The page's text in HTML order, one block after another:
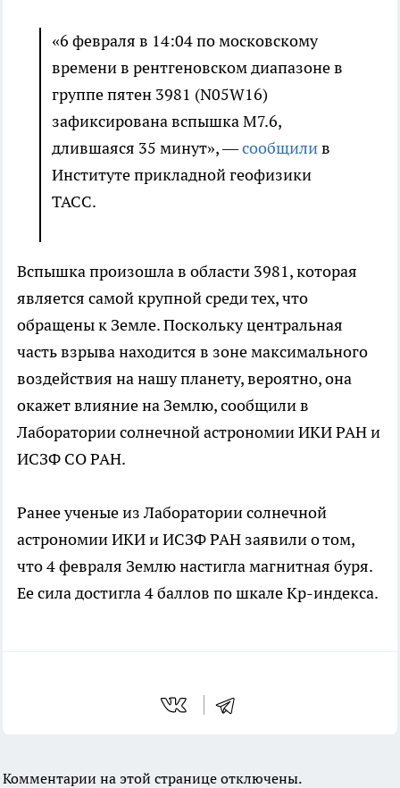
«6 февраля в 14:04 по московскому
времени в рентгеновском диапазоне в
группе пятен 3981 (N05W16)
зафиксирована вспышка M7.6,
длившаяся 35 минут», —сообщилив
Институте прикладной геофизики
ТАСС.
Вспышка произошла в области 3981, которая
является самой крупной среди тех, что
обращены к Земле. Поскольку центральная
часть взрыва находится в зоне максимального
воздействия на нашу планету, вероятно, она
окажет влияние на Землю, сообщили в
Лаборатории солнечной астрономии ИКИ РАН и
ИСЗФ СО РАН.
Ранее ученые из Лаборатории солнечной
астрономии ИКИ и ИСЗФ РАН заявили о том,
что 4 февраля Землю настигла магнитная буря.
Ее сила достигла 4 баллов по шкале Кр-индекса.
Комментарии на этой странице отключены.